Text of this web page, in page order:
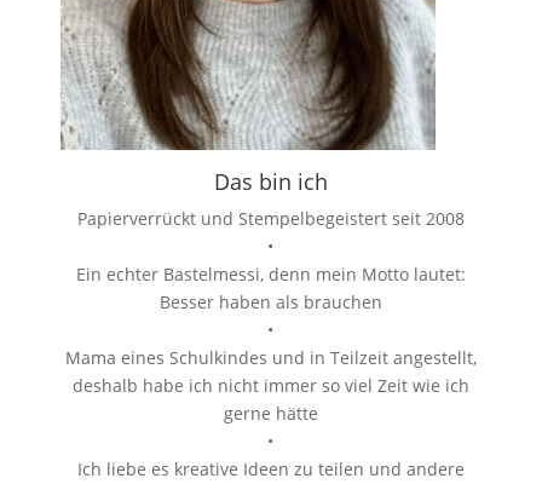
Das bin ich
Papierverrückt und Stempelbegeistert seit 2008
•
Ein echter Bastelmessi, denn mein Motto lautet:
Besser haben als brauchen
•
Mama eines Schulkindes und in Teilzeit angestellt,
deshalb habe ich nicht immer so viel Zeit wie ich
gerne hätte
•
Ich liebe es kreative Ideen zu teilen und andere